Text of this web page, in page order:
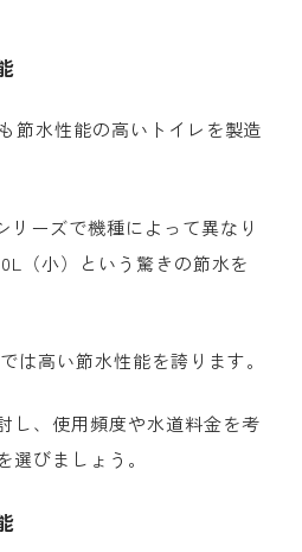
節水性能の高いトイレを製造
ーズで機種によって異なり
（小）という驚きの節水を
は高い節水性能を誇ります。
し、使用頻度や水道料金を考
選びましょう。